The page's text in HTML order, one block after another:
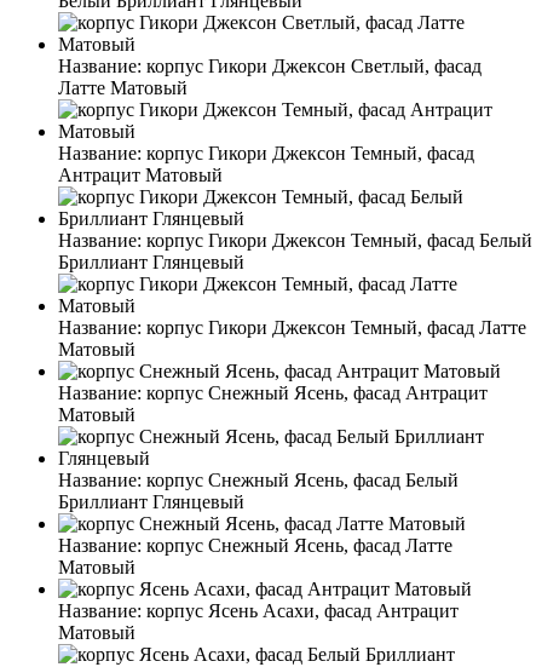
Название: корпус Гикори Джексон Светлый, фасад
Латте Матовый
Название: корпус Гикори Джексон Темный, фасад
Антрацит Матовый
Название: корпус Гикори Джексон Темный, фасад Белый
Бриллиант Глянцевый
Название: корпус Гикори Джексон Темный, фасад Латте
Матовый
Название: корпус Снежный Ясень, фасад Антрацит
Матовый
Название: корпус Снежный Ясень, фасад Белый
Бриллиант Глянцевый
Название: корпус Снежный Ясень, фасад Латте
Матовый
Название: корпус Ясень Асахи, фасад Антрацит
Матовый